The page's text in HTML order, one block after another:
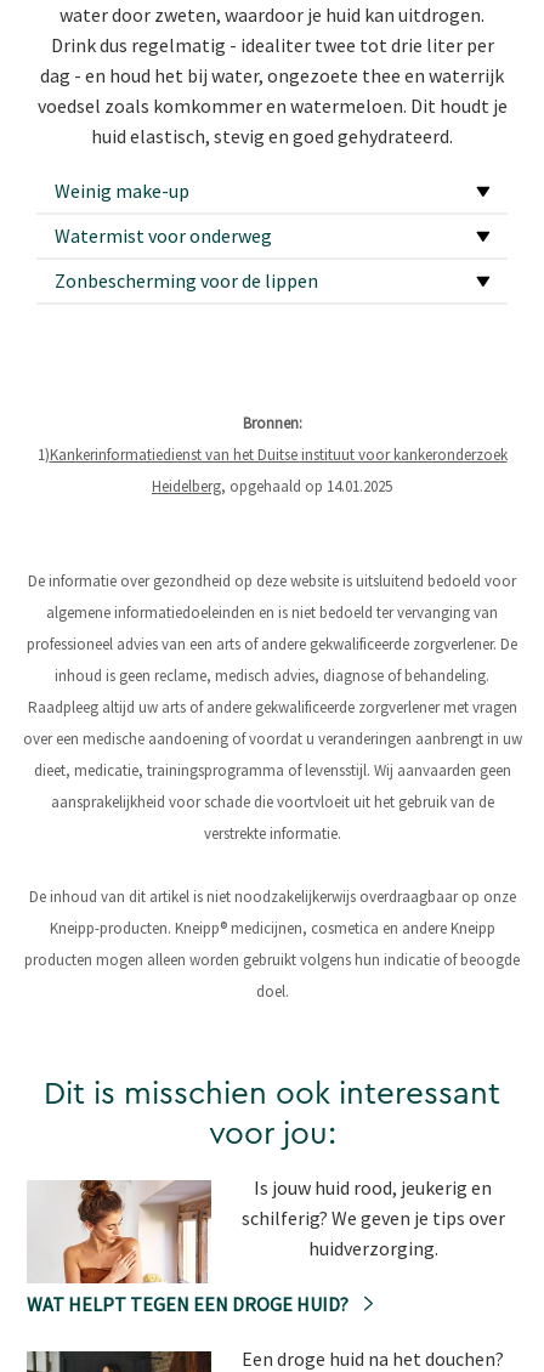
water door zweten, waardoor je huid kan uitdrogen.
Drink dus regelmatig - idealiter twee tot drie liter per
dag - en houd het bij water, ongezoete thee en waterrijk
voedsel zoals komkommer en watermeloen. Dit houdt je
huid elastisch, stevig en goed gehydrateerd.
Weinig make-up
Watermist voor onderweg
Zonbescherming voor de lippen
Bronnen:
1)Kankerinformatiedienst van het Duitse instituut voor kankeronderzoek
Heidelberg, opgehaald op 14.01.2025
De informatie over gezondheid op deze website is uitsluitend bedoeld voor
algemene informatiedoeleinden en is niet bedoeld ter vervanging van
professioneel advies van een arts of andere gekwalificeerde zorgverlener. De
inhoud is geen reclame, medisch advies, diagnose of behandeling.
Raadpleeg altijd uw arts of andere gekwalificeerde zorgverlener met vragen
over een medische aandoening of voordat u veranderingen aanbrengt in uw
dieet, medicatie, trainingsprogramma of levensstijl. Wij aanvaarden geen
aansprakelijkheid voor schade die voortvloeit uit het gebruik van de
verstrekte informatie.
De inhoud van dit artikel is niet noodzakelijkerwijs overdraagbaar op onze
Kneipp-producten. Kneipp® medicijnen, cosmetica en andere Kneipp
producten mogen alleen worden gebruikt volgens hun indicatie of beoogde
doel.
Dit is misschien ook interessant
voor jou:
Is jouw huid rood, jeukerig en
schilferig? We geven je tips over
huidverzorging.
WAT HELPT TEGEN EEN DROGE HUID?
Een droge huid na het douchen?